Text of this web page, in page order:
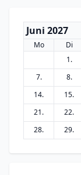
Juni 2027
Mo Di
1.
7.
8.
14.
15.
21.
22.
28.
29.